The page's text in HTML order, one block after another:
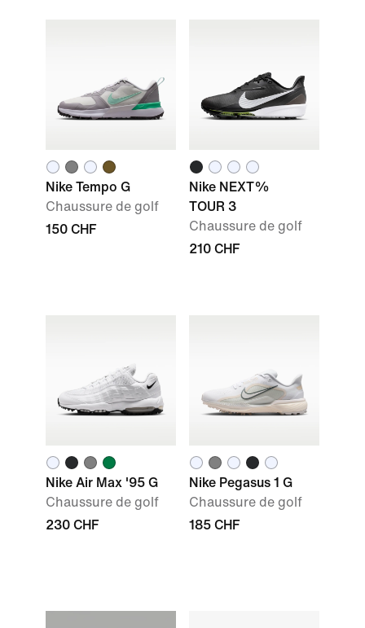
Nike Tempo G
Chaussure de golf
150 CHF
Nike NEXT%
TOUR 3
Chaussure de golf
210 CHF
Nike Air Max '95 G
Chaussure de golf
230 CHF
Nike Pegasus 1 G
Chaussure de golf
185 CHF